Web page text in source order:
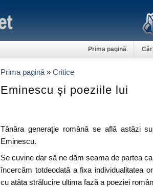
Prima pagină
Prima pagină » Critice
Eminescu şi poeziile lui
Tânăra generaţie română se află astăzi
Eminescu.
Se cuvine dar să ne dăm seama de partea
încercăm totdeodată a fixa individualitatea
cu atâta strălucire ultima fază a poeziei